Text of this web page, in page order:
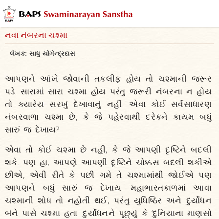
નવા નંબરના ચશ્મા
લેખક: સાધુ યોગેન્દ્રદાસ
આપણને આંખે જોવાની તકલીફ હોય તો ચશ્માની જરૂર
પડે. સારામાં સારા ચશ્મા હોય પરંતુ જરૂરી નંબરના ન હોય
તો ક્યારેય સરખું દેખાવાનું નહીં. એવા કોઈ સર્વસાધારણ
નંબરવાળા ચશ્મા છે, કે જે પહેરવાથી દરેકને કાયમ બધું
સારું જ દેખાય?
એવા તો કોઈ ચશ્મા છે નહીં, કે જે આપણી દૃષ્ટિને બદલી
શકે. પણ હા, આપણે આપણી દૃષ્ટિને ચોક્કસ બદલી શકીએ
છીએ, એવી રીતે કે પછી ગમે તે ચશ્મામાંથી જોઈએ પણ
આપણને બધું સારું જ દેખાય. મહાભારતકાળમાં આવા
ચશ્માની શોધ તો નહોતી થઈ, પરંતુ યુધિષ્ઠિર અને દુર્યોધન
બંને પાસે ચશ્મા હતા. દુર્યોધનને પૂછ્યું કે ‘દુનિયાના માણસો